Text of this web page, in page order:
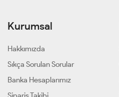
Kurumsal
Hakkımızda
Sıkça Sorulan Sorular
Banka Hesaplarımız